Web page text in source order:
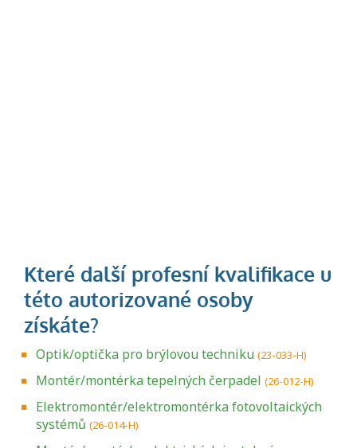
Optik/optička pro brýlovou techniku (23-033-H)
Montér/montérka tepelných čerpadel (26-012-H)
Elektromontér/elektromontérka fotovoltaických
systémů (26-014-H)